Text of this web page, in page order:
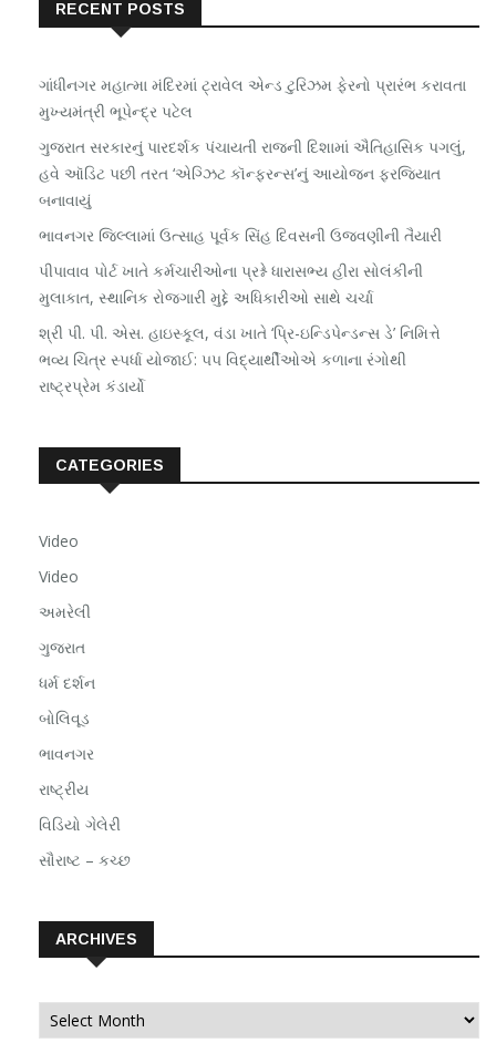
RECENT POSTS
ગાંધીનગર મહાત્મા મંદિરમાં ટ્રાવેલ એન્ડ ટુરિઝમ ફેરનો પ્રારંભ કરાવતા
મુખ્યમંત્રી ભૂપેન્દ્ર પટેલ
ગુજરાત સરકારનું પારદર્શક પંચાયતી રાજની દિશામાં ઐતિહાસિક પગલું,
હવે ઑડિટ પછી તરત ‘એગ્ઝિટ કૉન્ફરન્સ’નું આયોજન ફરજિયાત
બનાવાયું
ભાવનગર જિલ્લામાં ઉત્સાહ પૂર્વક સિંહ દિવસની ઉજવણીની તૈયારી
પીપાવાવ પોર્ટ ખાતે કર્મચારીઓના પ્રશ્ને ધારાસભ્ય હીરા સોલંકીની
મુલાકાત, સ્થાનિક રોજગારી મુદ્દે અધિકારીઓ સાથે ચર્ચા
શ્રી પી. પી. એસ. હાઇસ્કૂલ, વંડા ખાતે ‘પ્રિ-ઇન્ડિપેન્ડન્સ ડે’ નિમિત્તે
ભવ્ય ચિત્ર સ્પર્ધા યોજાઈ: ૫૫ વિદ્યાર્થીઓએ કળાના રંગોથી
રાષ્ટ્રપ્રેમ કંડાર્યો
CATEGORIES
Video
Video
અમરેલી
ગુજરાત
ધર્મ દર્શન
બોલિવૂડ
ભાવનગર
રાષ્ટ્રીય
વિડિયો ગેલેરી
સૌરાષ્ટ – કચ્છ
ARCHIVES
Archives